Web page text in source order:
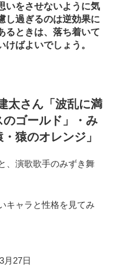
いをさせないように気
し過ぎるのは逆効果に
るときは、落ち着いて
ばよいでしょう。
太さん「波乱に満
ゴールド」・み
猿のオレンジ」
、演歌歌手のみずき舞
キャラと性格を見てみ
月27日